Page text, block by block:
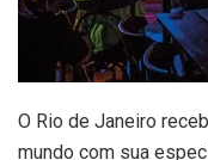
O Rio de Janeiro
mundo com sua